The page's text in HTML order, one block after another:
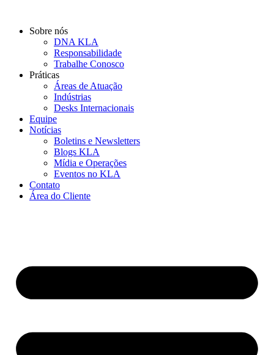
Sobre nós
DNA KLA
Responsabilidade
Trabalhe Conosco
Práticas
Áreas de Atuação
Indústrias
Desks Internacionais
Equipe
Notícias
Boletins e Newsletters
Blogs KLA
Mídia e Operações
Eventos no KLA
Contato
Área do Cliente